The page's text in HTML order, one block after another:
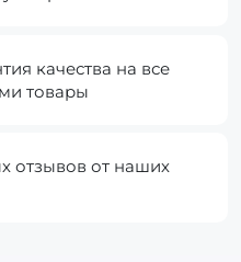
качества на все
товары
отзывов от наших